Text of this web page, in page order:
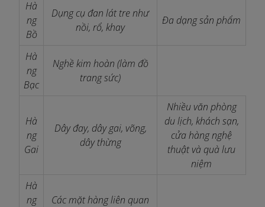
Hà
ng
Bồ
Dụng cụ đan lát tre như
nồi, rổ, khay
Đa dạng sản phẩm
Hà
ng
Bạc
Nghề kim hoàn (làm đồ
trang sức)
Hà
ng
Gai
Dây đay, dây gai, võng,
dây thừng
Nhiều văn phòng
du lịch, khách sạn,
cửa hàng nghệ
thuật và quà lưu
niệm
Hà
ng
Các mặt hàng liên quan